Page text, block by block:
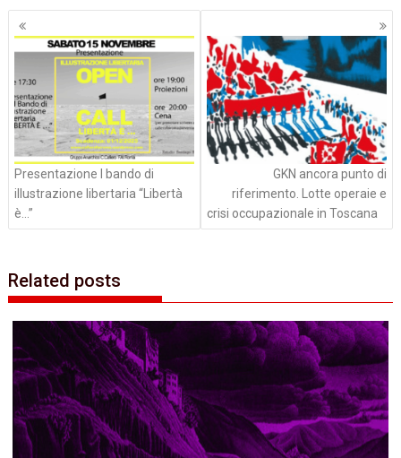
Navigazione
articoli
Presentazione I bando di
illustrazione libertaria “Libertà
è…”
GKN ancora punto di
riferimento. Lotte operaie e
crisi occupazionale in Toscana
Related posts